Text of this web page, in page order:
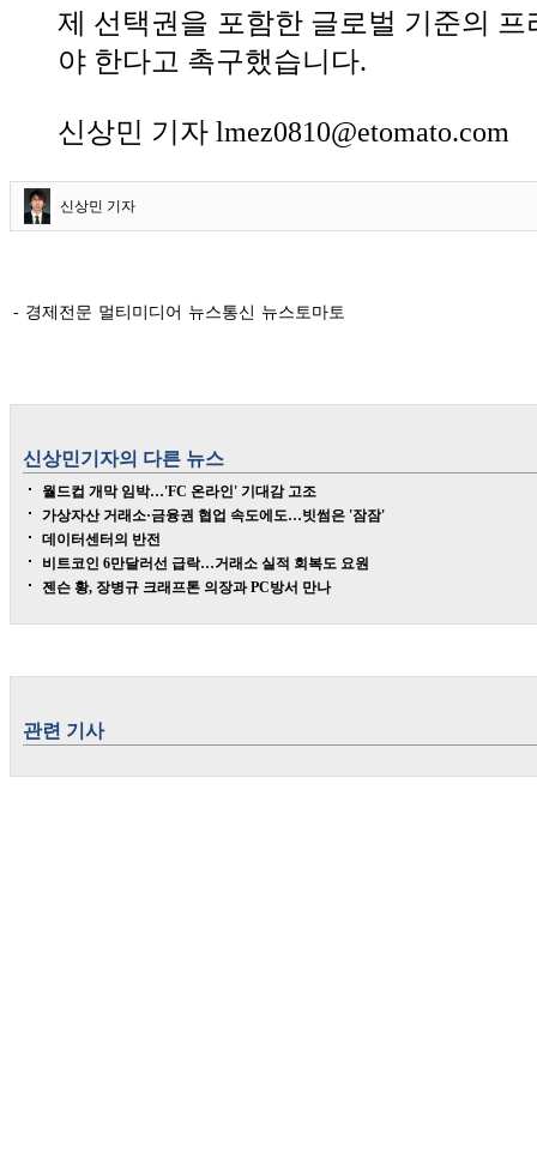
제 선택권을 포함한 글로벌 기준의
야 한다고 촉구했습니다.
신상민 기자 lmez0810@etomato.com
신상민 기자
- 경제전문 멀티미디어 뉴스통신 뉴스토마토
신상민기자의 다른 뉴스
월드컵 개막 임박…'FC 온라인' 기대감 고조
가상자산 거래소·금융권 협업 속도에도…빗썸은 '잠잠'
데이터센터의 반전
비트코인 6만달러선 급락…거래소 실적 회복도 요원
젠슨 황, 장병규 크래프톤 의장과 PC방서 만나
관련 기사